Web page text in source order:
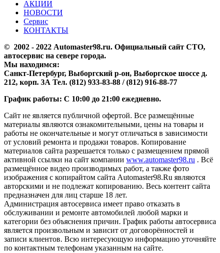
АКЦИИ
НОВОСТИ
Сервис
КОНТАКТЫ
© 2002 - 2022 Аutomaster98.ru. Официальный сайт СТО,
автосервис на севере города.
Мы находимся:
Санкт-Петербург, Выборгский р-он, Выборгское шоссе д.
212, корп. 3А Тел. (812) 933-83-88 / (812) 916-88-77
График работы: С 10:00 до 21:00 ежедневно.
Сайт не является публичной офертой. Все размещённые
материалы являются ознакомительными, цены на товары и
работы не окончательные и могут отличаться в зависимости
от условий ремонта и продажи товаров. Копирование
материалов сайта разрешается только с размещением прямой
активной ссылки на сайт компании www.automaster98.ru . Всё
размещённое видео производимых работ, а также фото
изображения с копирайтом сайта Automaster98.Ru являются
авторскими и не подлежат копированию. Весь контент сайта
предназначен для лиц старше 18 лет.
Администрация автосервиса имеет право отказать в
обслуживании и ремонте автомобилей любой марки и
категории без объяснения причин. График работы автосервиса
является произвольным и зависит от договорённостей и
записи клиентов. Всю интересующую информацию уточняйте
по контактным телефонам указанным на сайте.